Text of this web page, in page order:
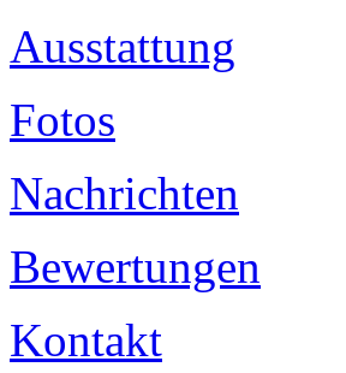
Ausstattung
Fotos
Nachrichten
Bewertungen
Kontakt